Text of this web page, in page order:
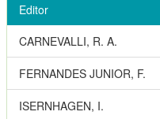
Editor
CARNEVALLI, R. A.
FERNANDES JUNIOR, F.
ISERNHAGEN, I.